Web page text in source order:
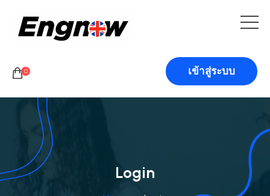
0 เข้าสู่ระบบ
Login